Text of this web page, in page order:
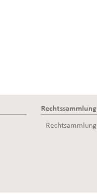
Rechtssammlung
Rechtsammlung